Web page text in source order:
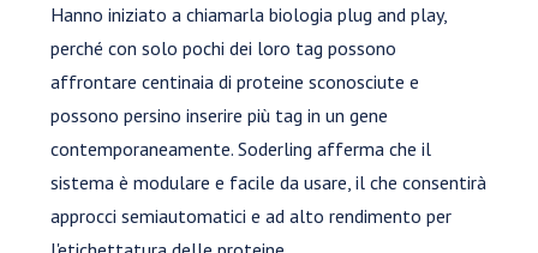
Hanno iniziato a chiamarla biologia plug and play,
perché con solo pochi dei loro tag possono
affrontare centinaia di proteine sconosciute e
possono persino inserire più tag in un gene
contemporaneamente. Soderling afferma che il
sistema è modulare e facile da usare, il che consentirà
approcci semiautomatici e ad alto rendimento per